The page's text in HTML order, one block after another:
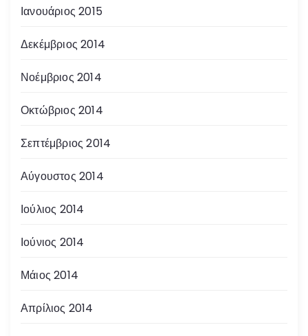
Ιανουάριος 2015
Δεκέμβριος 2014
Νοέμβριος 2014
Οκτώβριος 2014
Σεπτέμβριος 2014
Αύγουστος 2014
Ιούλιος 2014
Ιούνιος 2014
Μάιος 2014
Απρίλιος 2014